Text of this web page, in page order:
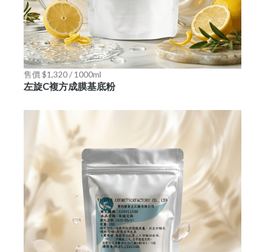
售價 $1,320 / 1000ml
左旋C複方成膜基底粉